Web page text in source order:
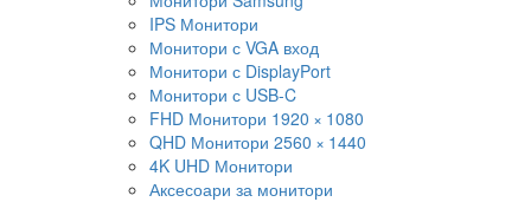
IPS Монитори
Монитори с VGA вход
Монитори с DisplayPort
Монитори с USB-C
FHD Монитори 1920 × 1080
QHD Монитори 2560 × 1440
4K UHD Монитори
Аксесоари за монитори